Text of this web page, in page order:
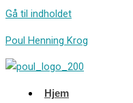
Gå til indholdet
Poul Henning Krog
Hjem